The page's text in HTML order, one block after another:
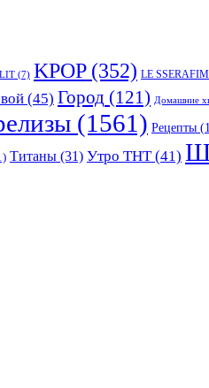
(7) KPOP(352) LE SSERAFIM
(45) Город (121) Домашние
(1561) Рецепты
Титаны (31) Утро ТНТ(41)